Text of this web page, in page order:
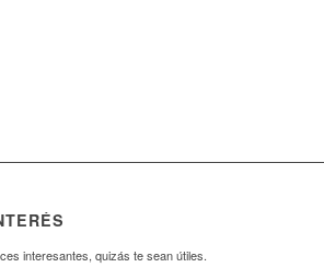
interesantes, quizás te sean útiles.